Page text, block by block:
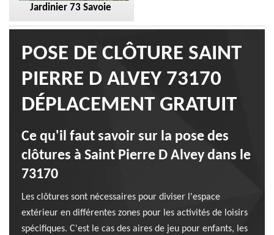
Jardinier 73 Savoie
POSE DE CLÔTURE SAINT
PIERRE D ALVEY 73170
DÉPLACEMENT GRATUIT
Ce qu'il faut savoir sur la pose des
clôtures à Saint Pierre D Alvey dans le
73170
Les clôtures sont nécessaires pour diviser l'espace
extérieur en différentes zones pour les activités de loisirs
spécifiques. C'est le cas des aires de jeu pour enfants, les